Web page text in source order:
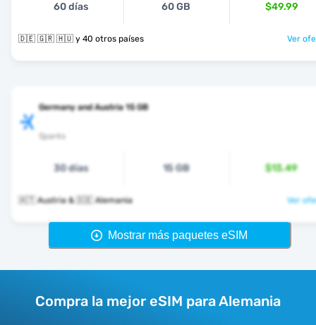
60 días 60 GB $49.99
🇩🇪 🇬🇷 🇭🇺 y 40 otros países Ver
Germany and Austria 15 GB
Sparks
30 días 15 GB $13.49
🇦🇹 Austria & 🇩🇪 Alemania Ver
Mostrar más paquetes eSIM
Compra la mejor eSIM para Alemania